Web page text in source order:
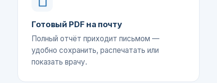
Готовый PDF на почту
Полный отчёт приходит письмом —
удобно сохранить, распечатать или
показать врачу.